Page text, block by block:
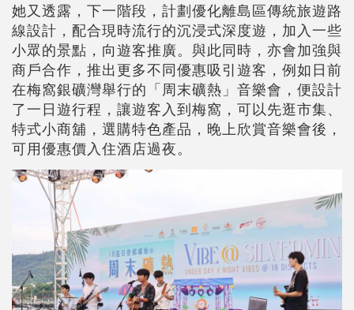
她又透露，下一階段，計劃優化離島區傳統旅遊路
線設計，配合現時流行的沉浸式深度遊，加入一些
小眾的景點，向遊客推廣。與此同時，亦會加強與
商戶合作，推出更多不同優惠吸引遊客，例如日前
在梅窩銀礦灣舉行的「周末礦熱」音樂會，便設計
了一日遊行程，讓遊客入到梅窩，可以先逛市集、
特式小商舖，選購特色產品，晚上欣賞音樂會後，
可用優惠價入住酒店過夜。